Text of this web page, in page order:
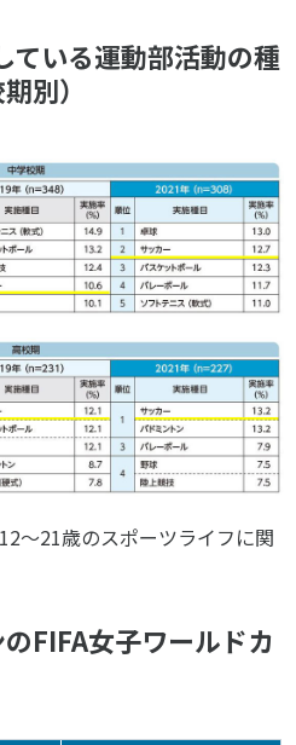
いる運動部活動の種
別）
～21歳のスポーツライフに関
FIFA女子ワールドカ